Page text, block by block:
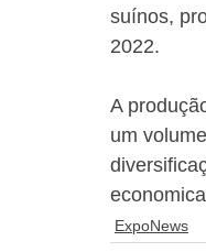
suínos,
2022.
A
um
ExpoNews